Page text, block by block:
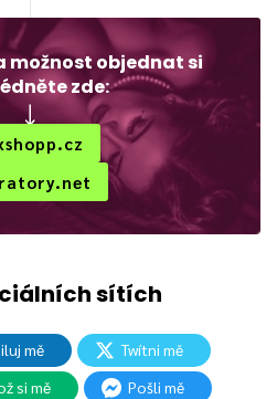
možnost objednat si
zde:
mě
Twítni mě
si mě Pošli mě